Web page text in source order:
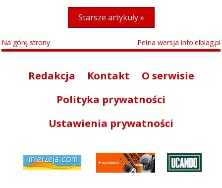
Starsze artykuły »
Na górę strony Pełna wersja info.elblag.pl
Redakcja Kontakt
O serwisie
Polityka prywatności
Ustawienia prywatności